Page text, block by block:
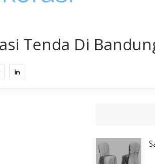
Tenda Di